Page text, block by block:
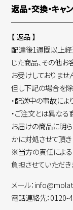
返品・交換・キャ
【 返品 】
配達後1週間以上経
じた商品、その他お
お受けしておりませ
但し下記の場合を除
・配送中の事故に
・ご注文とは異な
お届けの商品に明
かに対処させて頂き
※当方の責任によ
負担させていただき
メール：
電話連絡先：0120-